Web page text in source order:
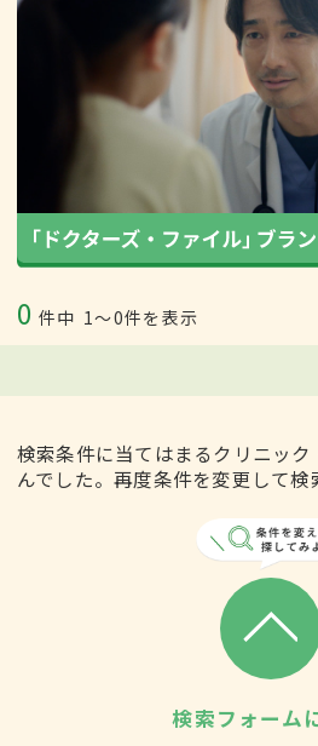
0 件中 1〜0件を表示
検索条件に当てはまるクリニッ
んでした。再度条件を変更して検
検索フォーム